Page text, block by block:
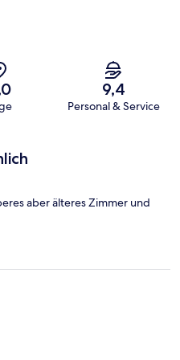
9,4
Personal & Service
aber älteres Zimmer und